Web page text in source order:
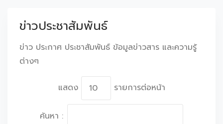
ข่าวประชาสัมพันธ์
ข่าว ประกาศ ประชาสัมพันธ์ ข้อมูลข่าวสาร และความรู้
ต่างๆ
แสดง รายการต่อหน้า
ค้นหา :